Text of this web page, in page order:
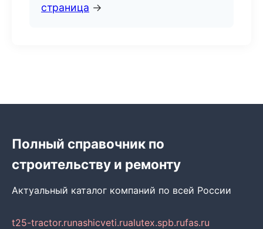
страница →
Полный справочник по
строительству и ремонту
Актуальный каталог компаний по всей России
t25-tractor.runashicveti.rualutex.spb.rufas.ru